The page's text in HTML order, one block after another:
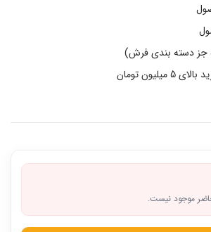
جز دسته بندی فرش)
تومان
موجود نیست.